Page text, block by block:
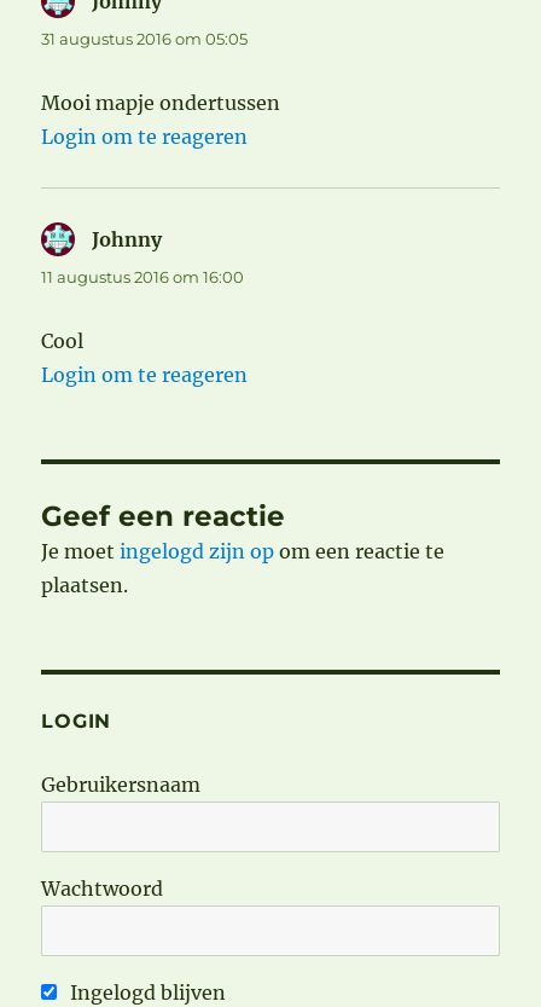
31 augustus 2016 om 05:05
Mooi mapje ondertussen
Login om te reageren
Johnnyschreef:
11 augustus 2016 om 16:00
Cool
Login om te reageren
Geef een reactie
Je moetingelogd zijn op om een reactie te
plaatsen.
LOGIN
Gebruikersnaam
Wachtwoord
Ingelogd blijven